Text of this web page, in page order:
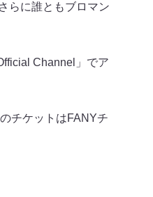
らに誰ともブロマン
Channel」でア
チケットはFANYチ